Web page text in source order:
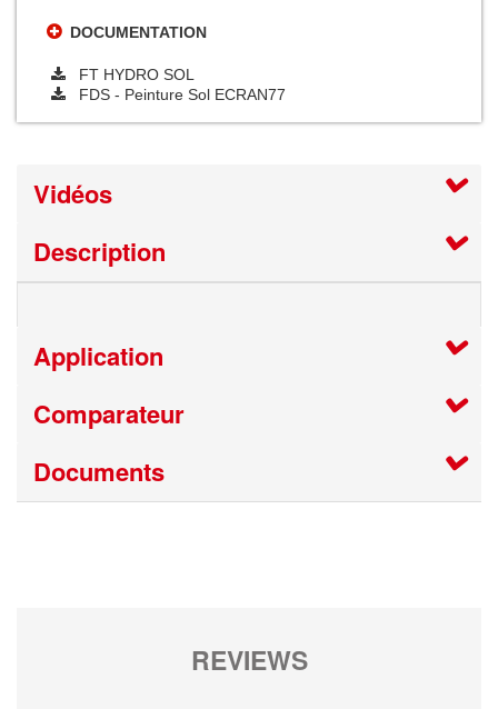
DOCUMENTATION
FT HYDRO SOL
FDS - Peinture Sol ECRAN77
Vidéos
Description
Application
Comparateur
Documents
REVIEWS